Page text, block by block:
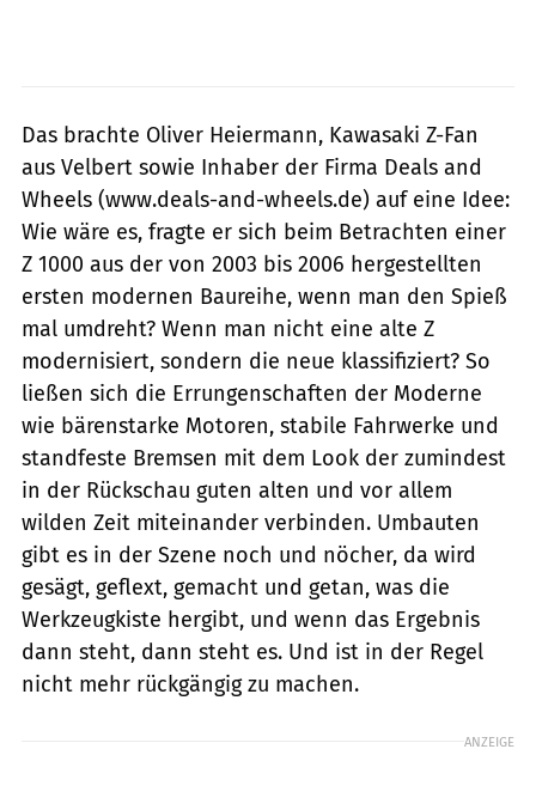
Das brachte Oliver Heiermann, Kawa­saki Z-Fan
aus Velbert sowie Inhaber der Firma Deals and
Wheels (www.deals-and-wheels.de) auf eine Idee:
Wie wäre es, fragte er sich beim Betrachten einer
Z 1000 aus der von 2003 bis 2006 hergestellten
ersten modernen Baureihe, wenn man den Spieß
mal umdreht? Wenn man nicht eine alte Z
modernisiert, sondern die neue klassifiziert? So
ließen sich die Errungenschaften der Moderne
wie bärenstarke Motoren, stabile Fahrwerke und
standfeste Bremsen mit dem Look der zumindest
in der Rückschau guten alten und vor allem
wilden Zeit miteinander verbinden. Umbauten
gibt es in der Szene noch und nöcher, da wird
gesägt, geflext, gemacht und getan, was die
Werkzeugkiste hergibt, und wenn das Ergebnis
dann steht, dann steht es. Und ist in der ­Regel
nicht mehr rückgängig zu machen.
ANZEIGE